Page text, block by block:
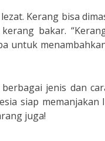
Kerang bisa
bakar.
untuk
jenis dan
siap memanjakan
juga!